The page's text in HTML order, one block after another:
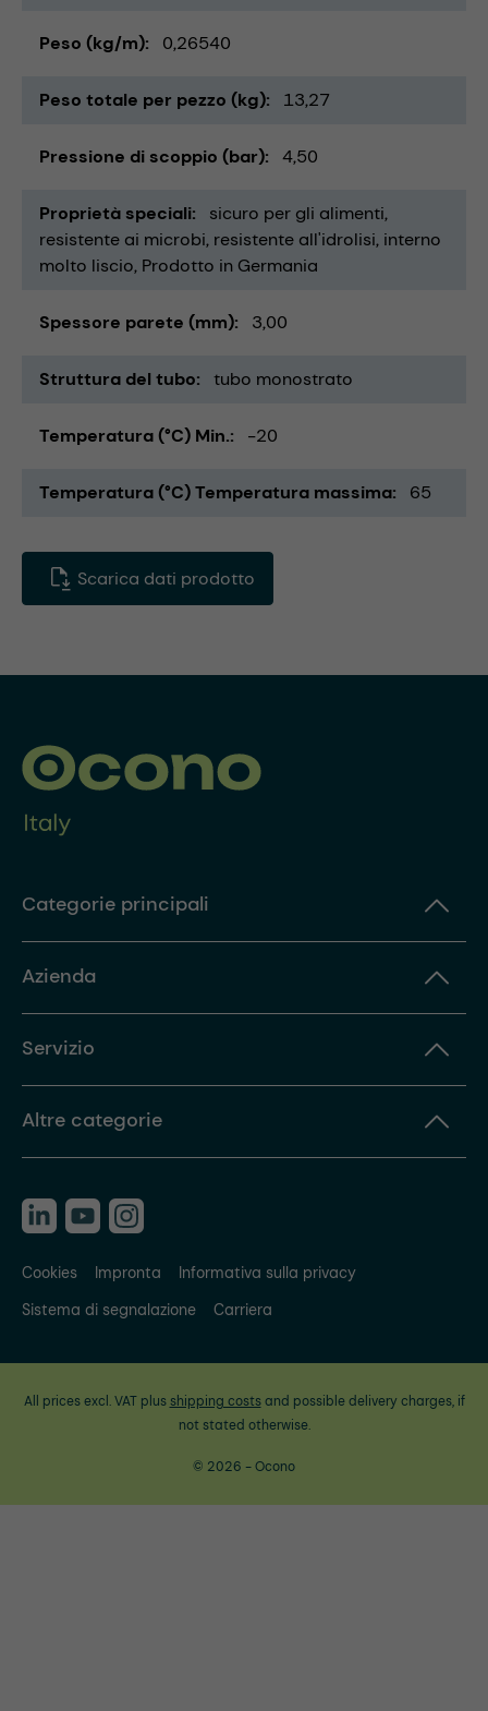
Peso (kg/m) 0,26540
Peso totale per pezzo (kg) 13,27
Pressione di scoppio (bar) 4,50
Proprietà speciali
sicuro per gli alimenti
resistente ai microbi resistente all'idrolisi interno
molto liscio Prodotto in Germania
Spessore parete (mm) 3,00
Struttura del tubo tubo monostrato
Temperatura (°C) Min. -20
Temperatura (°C) Temperatura massima 65
Scarica dati prodotto
Categorie principali
Azienda
Servizio
Altre categorie
Cookies Impronta
Informativa sulla privacy
Sistema di segnalazione
Carriera
All prices excl. VAT plus shipping costsand possible delivery charges, if
not stated otherwise.
© 2026 - Ocono